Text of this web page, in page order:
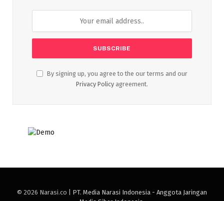
By signing up, you agree to the our terms and our
Privacy Policy agreement.
© 2026 Narasi.co | PT. Media Narasi Indonesia - Anggota Jaringan